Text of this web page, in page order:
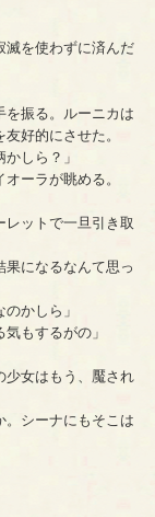
を使わずに済んだ
振る。ルーニカは
好的にさせた。
しら？」
ーラが眺める。
レットで一旦引き取
になるなんて思っ
かしら」
もするがの」
女はもう、魘され
シーナにもそこは